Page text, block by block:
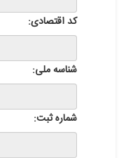
کد اقتصادی:
شناسه ملی:
شماره ثبت: